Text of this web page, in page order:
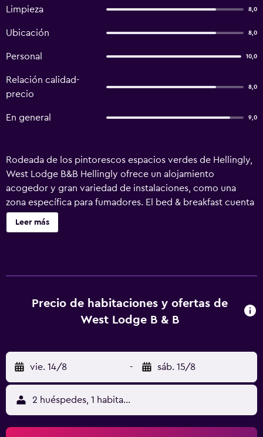
Limpieza 8,0
Ubicación 8,0
Personal 10,0
Relación calidad-
precio
8,0
En general 9,0
Rodeada de los pintorescos espacios verdes de Hellingly,
West Lodge B&B Hellingly ofrece un alojamiento
acogedor y gran variedad de instalaciones, como una
zona específica para fumadores. El bed & breakfast cuenta
con 2 habitaciones y todas ellas disponen de gran
cantidad de instalaciones y servicios para que su estancia
para visitar lugares de interés cercanos, como Hailsham y
Leer más
Precio de habitaciones y ofertas de
West Lodge B & B
vie. 14/8 - sáb. 15/8
2 huéspedes, 1 habitación